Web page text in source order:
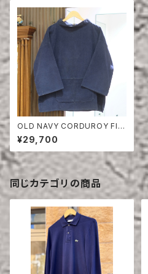
OLD NAVY CORDUROY FIS
HERMAN SMOCK
¥29,700
同じカテゴリの商品